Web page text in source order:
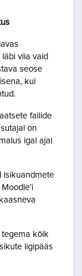
viia vaid
seose
kui
failide
on
igal ajal
isikuandmete
kõik
ligipääs